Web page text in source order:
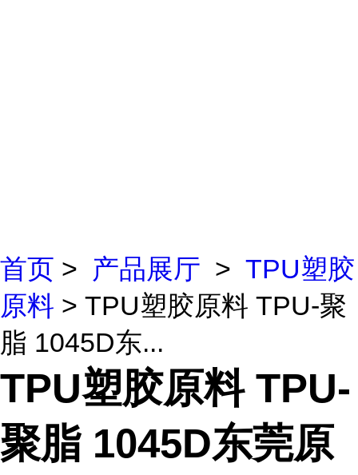
首页 > 产品展厅 > TPU塑胶
原料 > TPU塑胶原料 TPU-聚
脂 1045D东...
TPU塑胶原料 TPU-
聚脂 1045D东莞原